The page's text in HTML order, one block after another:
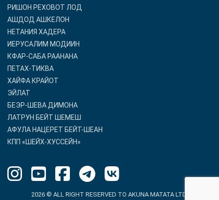
РИШОН РЕХОВОТ ЛОД
АШДОД АШКЕЛОН
НЕТАНИЯ ХАДЕРА
ИЕРУСАЛИМ МОДИИН
КФАР-САБА РААНАНА
ПЕТАХ-ТИКВА
ХАЙФА КРАЙОТ
ЭЙЛАТ
БЕЭР-ШЕВА ДИМОНА
ЛАТРУН БЕЙТ ШЕМЕШ
АФУЛА НАЦЕРЕТ БЕЙТ-ШЕАН
КПП «ШЕЙХ-ХУССЕЙН»
2026 © ALL RIGHT RESERVED TO AKUNA MATATA LTD.